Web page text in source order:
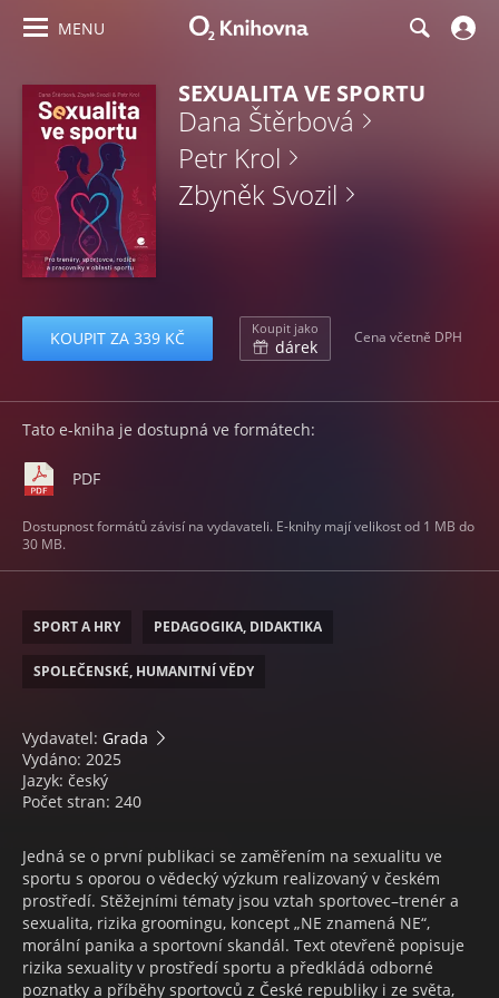
MENU
SEXUALITA VE SPORTU
Dana Štěrbová
Petr Krol
Zbyněk Svozil
KOUPIT ZA 339 KČ Koupit jako
dárek Cena včetně DPH
Tato e-kniha je dostupná ve formátech:
PDF
Dostupnost formátů závisí na vydavateli. E-knihy mají velikost od 1 MB do
30 MB.
SPORT A HRY PEDAGOGIKA, DIDAKTIKA
SPOLEČENSKÉ, HUMANITNÍ VĚDY
Vydavatel: Grada
Vydáno: 2025
Jazyk: český
Počet stran: 240
Jedná se o první publikaci se zaměřením na sexualitu ve
sportu s oporou o vědecký výzkum realizovaný v českém
prostředí. Stěžejními tématy jsou vztah sportovec–trenér a
sexualita, rizika groomingu, koncept „NE znamená NE“,
morální panika a sportovní skandál. Text otevřeně popisuje
rizika sexuality v prostředí sportu a předkládá odborné
poznatky a příběhy sportovců z České republiky i ze světa,